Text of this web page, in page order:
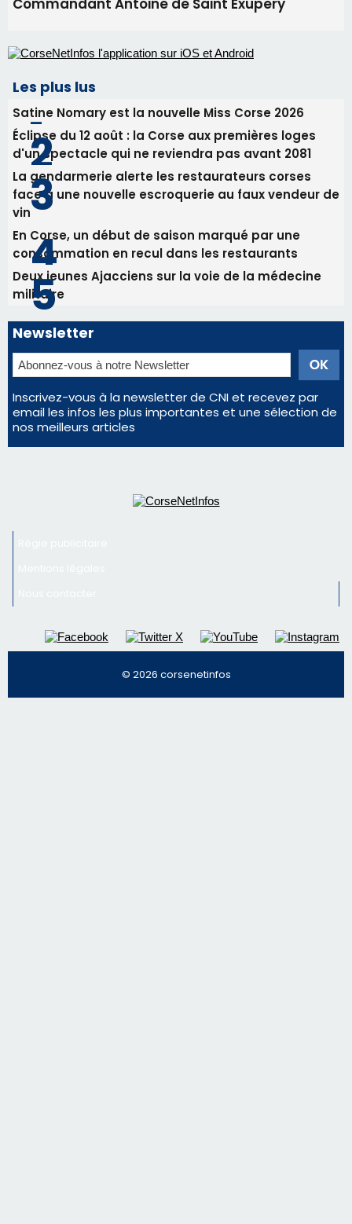
procession le 14 août
Tennis - Début ce week-end du tournoi du
RCPV
31/07/2026 08:22
82ème anniversaire de la disparition du
Commandant Antoine de Saint Exupery
Les plus lus
Satine Nomary est la nouvelle Miss Corse 2026
Éclipse du 12 août : la Corse aux premières loges
d'un spectacle qui ne reviendra pas avant 2081
La gendarmerie alerte les restaurateurs corses
face à une nouvelle escroquerie au faux vendeur de
vin
En Corse, un début de saison marqué par une
consommation en recul dans les restaurants
Deux jeunes Ajacciens sur la voie de la médecine